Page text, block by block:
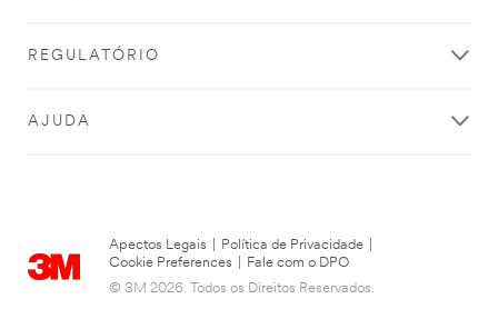
REGULATÓRIO
AJUDA
Apectos Legais Política de Privacidade
Cookie Preferences
Fale com o DPO
© 3M 2026. Todos os Direitos Reservados.